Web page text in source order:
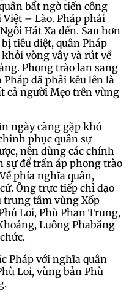
bất ngờ tiến công
– Lào. Pháp phải
Hát Xa đến. Sau hơn
tiêu diệt, quân Pháp
vòng vây và rút về
Phong trào lan sang
đã phải kêu lên là
cả người Mẹo trên vùng
ngày càng gặp khó
phục quân sự
nên dùng các chính
sự để trấn áp phong trào
phía nghĩa quân,
Ông trực tiếp chỉ đạo
trung tâm vùng Xốp
Loi, Phù Phan Trung,
Luông Phabăng
Pháp với nghĩa quân
Loi, vùng bản Phù